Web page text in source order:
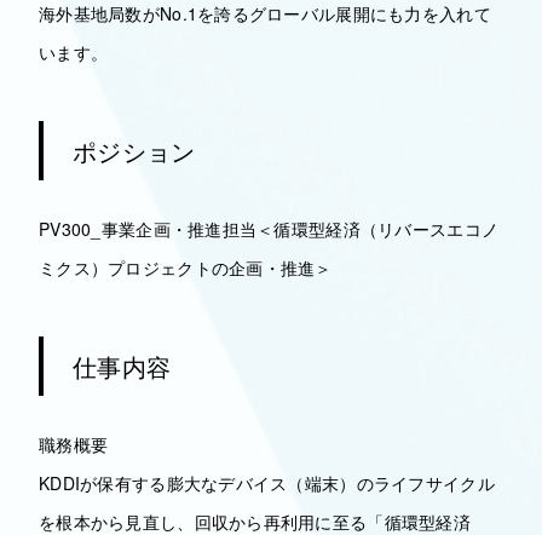
海外基地局数がNo.1を誇るグローバル展開にも力を入れて
います。
ポジション
PV300_事業企画・推進担当＜循環型経済（リバースエコノ
ミクス）プロジェクトの企画・推進＞
仕事内容
職務概要
KDDIが保有する膨大なデバイス（端末）のライフサイクル
を根本から見直し、回収から再利用に至る「循環型経済